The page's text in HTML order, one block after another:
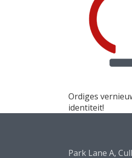
Ordiges
identiteit!
Park Lane A,